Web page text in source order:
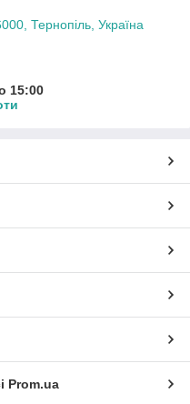
Тернопіль, Україна
15:00
Prom.ua